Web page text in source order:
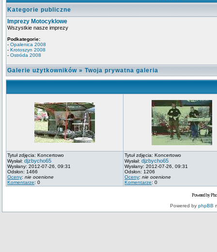
Kategorie publiczne
Imprezy Motocyklowe
Wszystkie nasze imprezy
Podkategorie:
- Opalenica 2008
- Krotoszyn 2008
- Ostróda 2008
Galerie użytkowników » Twoja prywatna galeria
Tytuł zdjęcia: Koncertowo
Wysłał: djzbycho65
Wysłany: 2012-07-26, 09:31
Odsłon: 1466
Oceny: nie ocenione
Komentarze: 0
Tytuł zdjęcia: Koncertowo
Wysłał: djzbycho65
Wysłany: 2012-07-26, 09:31
Odsłon: 1206
Oceny: nie ocenione
Komentarze: 0
Powered by
Powered by phpBB